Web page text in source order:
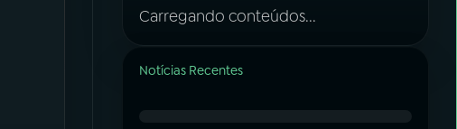
Carregando conteúdos...
Notícias Recentes